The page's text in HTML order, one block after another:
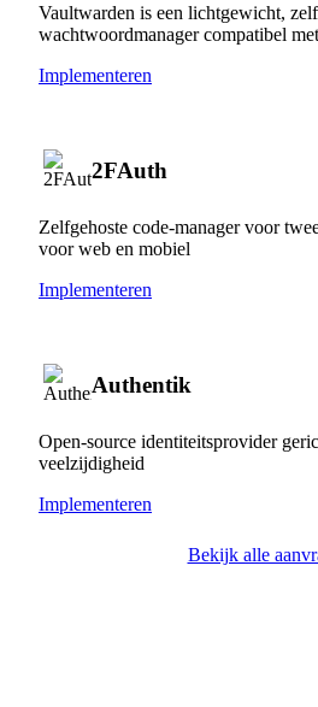
Vaultwarden is een lichtgewicht,
wachtwoordmanager compatibel
Implementeren
2FAuth
Zelfgehoste code-manager voor
voor web en mobiel
Implementeren
Authentik
Open-source identiteitsprovider
veelzijdigheid
Implementeren
Bekijk alle